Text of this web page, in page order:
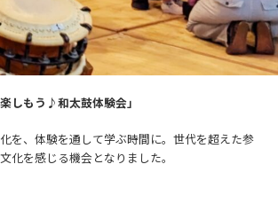
しもう♪和太鼓体験会」
を、体験を通して学ぶ時間に。世代を超えた参
化を感じる機会となりました。